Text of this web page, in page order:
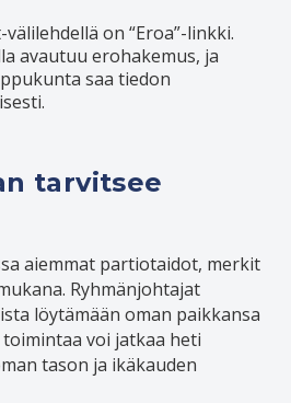
välilehdellä on “Eroa”-linkki.
avautuu erohakemus, ja
saa tiedon
tarvitsee
aiemmat partiotaidot, merkit
Ryhmänjohtajat
löytämään oman paikkansa
voi jatkaa heti
tason ja ikäkauden